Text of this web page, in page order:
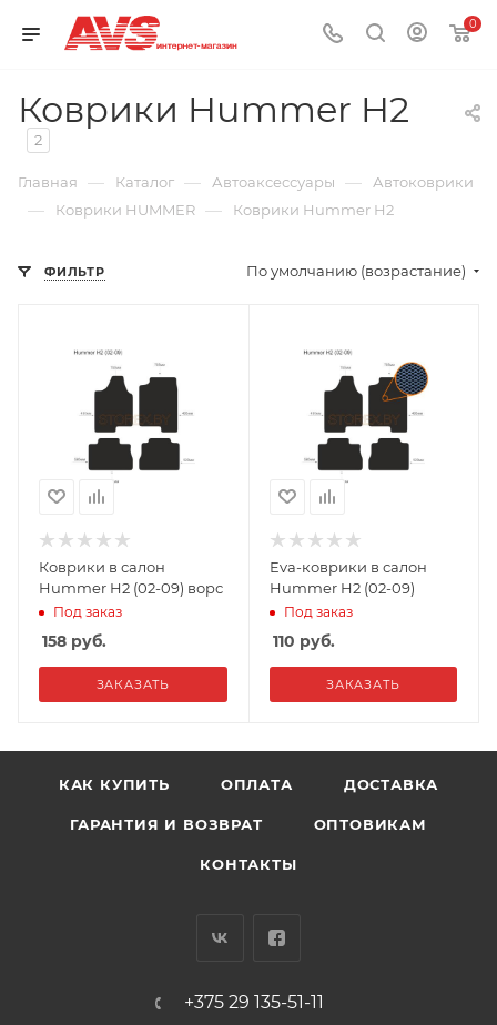
0
Коврики Hummer H2
2
Главная — Каталог — Автоаксессуары — Автоковрики
— Коврики HUMMER — Коврики Hummer H2
ФИЛЬТР По умолчанию (возрастание)
Коврики в салон
Hummer H2 (02-09) ворс
Под заказ
158 руб.
ЗАКАЗАТЬ
Eva-коврики в салон
Hummer H2 (02-09)
Под заказ
110 руб.
ЗАКАЗАТЬ
КАК КУПИТЬ ОПЛАТА ДОСТАВКА
ГАРАНТИЯ И ВОЗВРАТ ОПТОВИКАМ
КОНТАКТЫ
+375 29 135-51-11